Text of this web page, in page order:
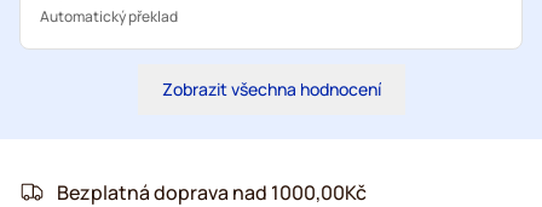
Automatický překlad
Zobrazit všechna hodnocení
Bezplatná doprava nad 1000,00Kč